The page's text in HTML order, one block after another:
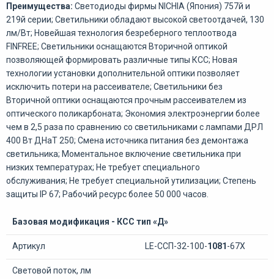
Преимущества: Светодиоды фирмы NICHIA (Япония) 757й и
219й серии; Светильники обладают высокой светоотдачей, 130
лм/Вт; Новейшая технология безреберного теплоотвода
FINFREE; Светильники оснащаются Вторичной оптикой
позволяющей формировать различные типы КСС; Новая
технологии установки дополнительной оптики позволяет
исключить потери на рассеивателе; Светильники без
Вторичной оптики оснащаются прочным рассеивателем из
оптического поликарбоната; Экономия электроэнергии более
чем в 2,5 раза по сравнению со светильниками с лампами ДРЛ
400 Вт ДНаТ 250; Смена источника питания без демонтажа
светильника; Моментальное включение светильника при
низких температурах; Не требует специального
обслуживания; Не требует специальной утилизации; Степень
защиты IP 67; Рабочий ресурс более 50 000 часов.
Базовая модификация - КСС тип «Д»
Артикул LE-ССП-32-100-1081 -67Х
Световой поток, лм